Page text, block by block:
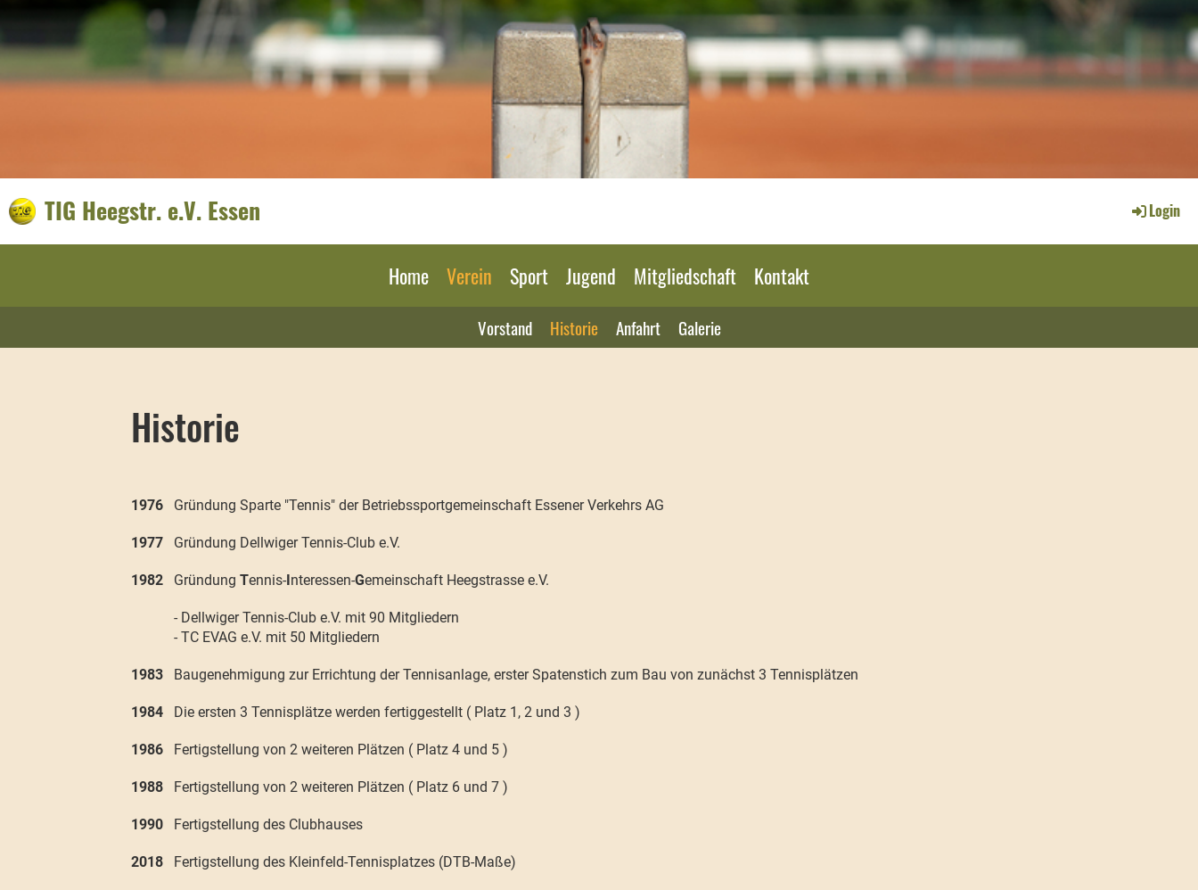
TIG Heegstr. e.V. Essen Login
Home Verein Sport Jugend Mitgliedschaft Kontakt
Vorstand Historie Anfahrt Galerie
Historie
1976 Gründung Sparte "Tennis" der Betriebssportgemeinschaft Essener Verkehrs AG
1977 Gründung Dellwiger Tennis-Club e.V.
1982 Gründung Tennis-Interessen-Gemeinschaft Heegstrasse e.V.
- Dellwiger Tennis-Club e.V. mit 90 Mitgliedern
- TC EVAG e.V. mit 50 Mitgliedern
1983 Baugenehmigung zur Errichtung der Tennisanlage, erster Spatenstich zum Bau von zunächst 3 Tennisplätzen
1984 Die ersten 3 Tennisplätze werden fertiggestellt ( Platz 1, 2 und 3 )
1986 Fertigstellung von 2 weiteren Plätzen ( Platz 4 und 5 )
1988 Fertigstellung von 2 weiteren Plätzen ( Platz 6 und 7 )
1990 Fertigstellung des Clubhauses
2018 Fertigstellung des Kleinfeld-Tennisplatzes (DTB-Maße)